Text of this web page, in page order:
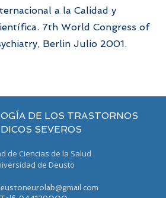
a la Calidad y
7th World Congress of
Berlin Julio 2001.
DE LOS TRASTORNOS
SEVEROS
de Ciencias de la Salud
de Deusto